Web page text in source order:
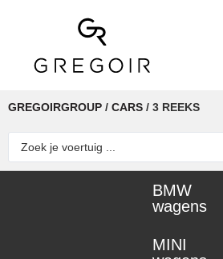
GREGOIRGROUP / CARS / 3 REEKS
BMW
wagens
MINI